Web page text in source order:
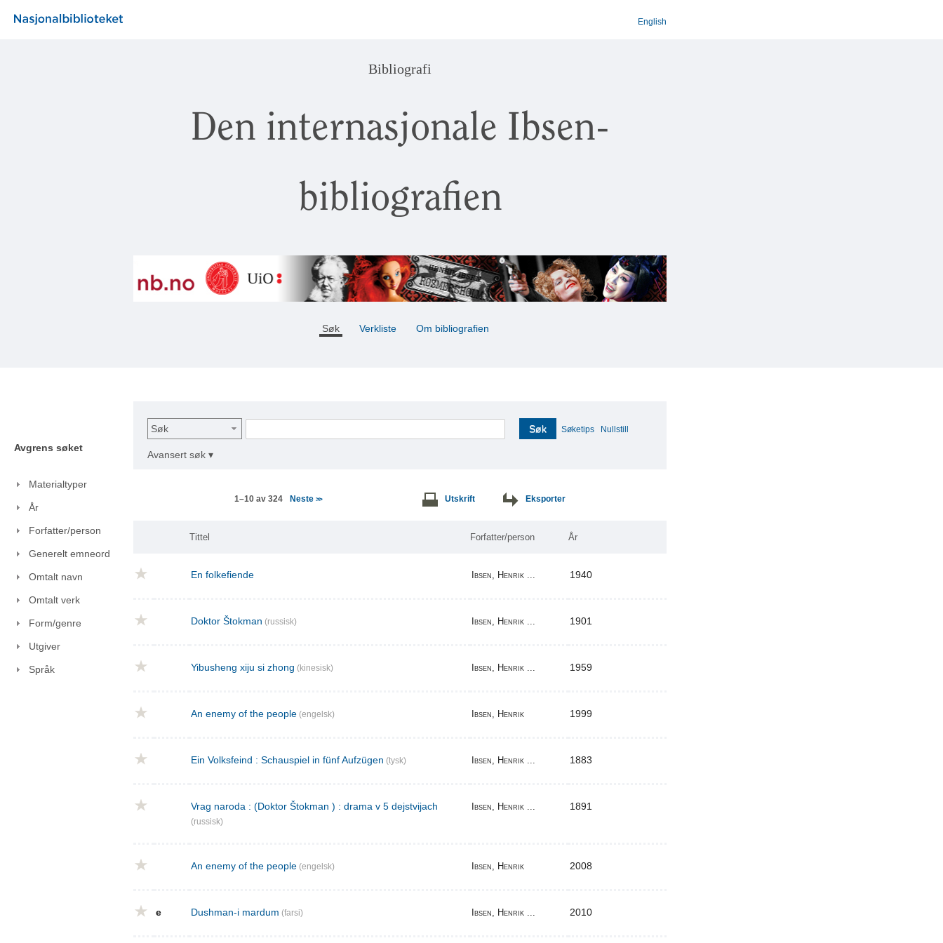
English
Bibliografi
Den internasjonale Ibsen-
bibliografien
Søk Verkliste Om bibliografien
Avgrens søket
Materialtyper
År
Forfatter/person
Generelt emneord
Omtalt navn
Omtalt verk
Form/genre
Utgiver
Språk
Søk Søk Søketips Nullstill
Avansert søk ▾
1–10 av 324 Neste >> Utskrift Eksporter
Tittel Forfatter/person År
En folkefiende Ibsen, Henrik ... 1940
Doktor Štokman (russisk) Ibsen, Henrik ... 1901
Yibusheng xiju si zhong (kinesisk) Ibsen, Henrik ... 1959
An enemy of the people (engelsk) Ibsen, Henrik 1999
Ein Volksfeind : Schauspiel in fünf Aufzügen (tysk) Ibsen, Henrik ... 1883
Vrag naroda : (Doktor Štokman ) : drama v 5 dejstvijach
(russisk)
Ibsen, Henrik ... 1891
An enemy of the people (engelsk) Ibsen, Henrik 2008
e Dushman-i mardum (farsi) Ibsen, Henrik ... 2010